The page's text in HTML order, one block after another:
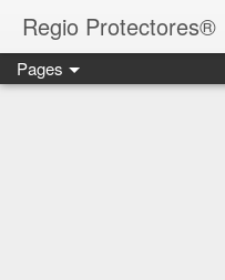
Regio Protectores®
Pages